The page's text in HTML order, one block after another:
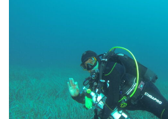
Lac Merveilleux
AUDIOVISUEL
Photo